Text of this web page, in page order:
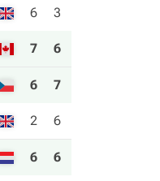
6 3
7 6
6 7
2 6
6 6